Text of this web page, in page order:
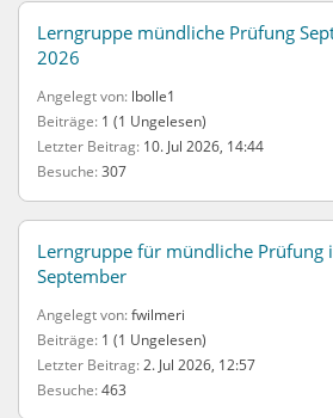
Lerngruppe mündliche Prüfung
2026
Angelegt von lbolle1
Beiträge 1 (1 Ungelesen)
Letzter Beitrag 10. Jul 2026, 14:44
Besuche 307
Lerngruppe für mündliche Prüfung
September
Angelegt von fwilmeri
Beiträge 1 (1 Ungelesen)
Letzter Beitrag 2. Jul 2026, 12:57
Besuche 463